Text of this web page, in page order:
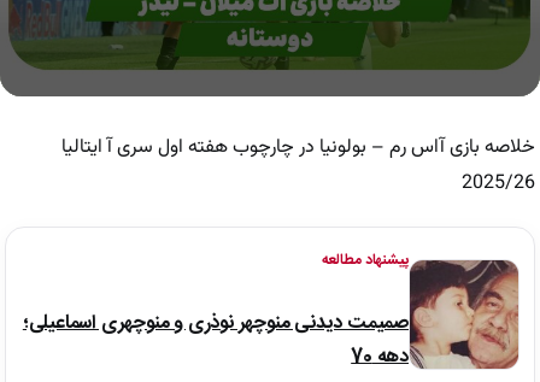
seconds
خلاصه بازی آاس رم – بولونیا در چارچوب هفته اول سری آ ایتالیا
2025/26
پیشنهاد مطالعه
صمیمت دیدنی منوچهر نوذری و منوچهری اسماعیلی؛
دهه 70